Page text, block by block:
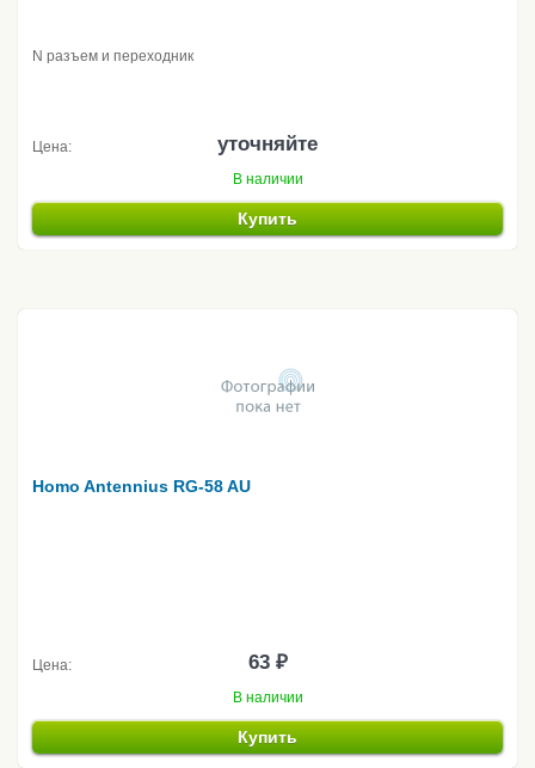
N разъем и переходник
Цена: уточняйте
В наличии
Купить
Homo Antennius RG-58 AU
Цена: 63 ₽
В наличии
Купить